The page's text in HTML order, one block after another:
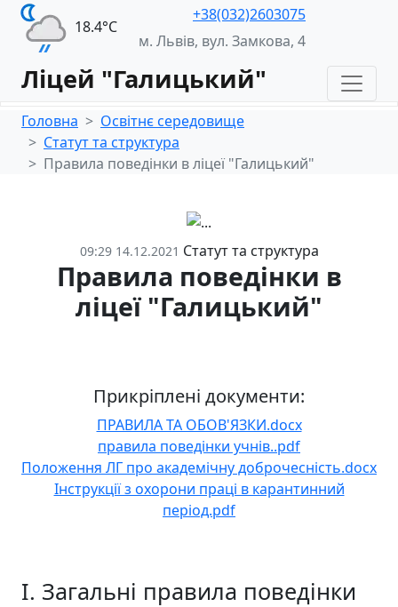
18.4°С
+38(032)2603075
м. Львів, вул. Замкова, 4
Ліцей "Галицький"
Головна
Освітнє середовище
Статут та структура
Правила поведінки в ліцеї "Галицький"
09:29 14.12.2021 Статут та структура
Правила поведінки в
ліцеї "Галицький"
Прикріплені документи:
ПРАВИЛА ТА ОБОВ'ЯЗКИ.docx
правила поведінки учнів..pdf
Положення ЛГ про академічну доброчесність.docx
Інструкції з охорони праці в карантинний
період.pdf
І. Загальні правила поведінки